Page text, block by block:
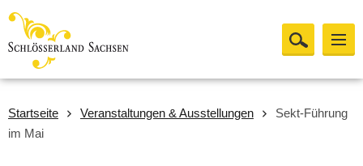
Startseite Veranstaltungen & Ausstellungen
Sekt-Führung
im Mai